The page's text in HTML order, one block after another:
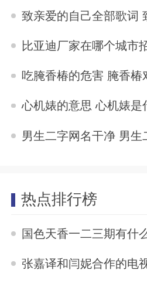
致亲爱的自己全部歌词
比亚迪厂家在哪个城市招聘
吃腌香椿的危害 腌香椿
心机婊的意思 心机婊是
男生二字网名干净 男生
热点排行榜
国色天香一二三期有什么区别 国
张嘉译和闫妮合作的电视剧有哪些 张